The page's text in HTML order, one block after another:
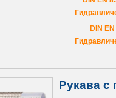
DIN
Рукава с